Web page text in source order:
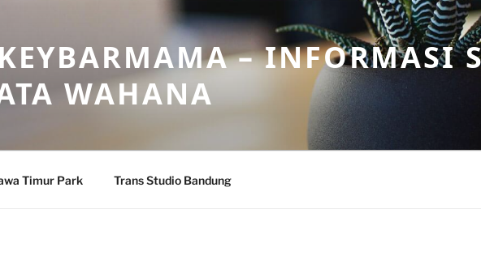
– INFORMASI
WAHANA
Timur Park Trans Studio Bandung